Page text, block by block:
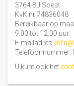
3764 BJ Soest
KvK nr 74836048
Bereikbaar op
9.00 tot 12.00 uur.
E-mailadres:
Telefoonnummer:
U kunt ook het